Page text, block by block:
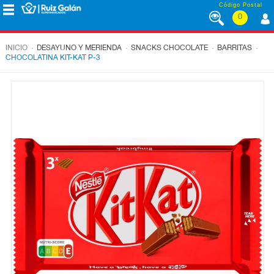
Saltar al contenido Código Postal
0
CORPORATIVO
DESAYUNO
MERIENDA
LÁCTEOS
CONGELADOS
INICIO . DESAYUNO Y MERIENDA . SNACKS CHOCOLATE . BARRITAS .
CHOCOLATINA KIT-KAT P-3